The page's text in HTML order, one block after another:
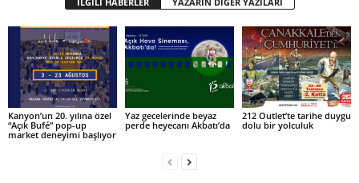
Kanyon’un 20. yılına özel
“Açık Bufé” pop-up
market deneyimi başlıyor
Yaz gecelerinde beyaz
perde heyecanı Akbatı’da
212 Outlet’te tarihe duygu
dolu bir yolculuk